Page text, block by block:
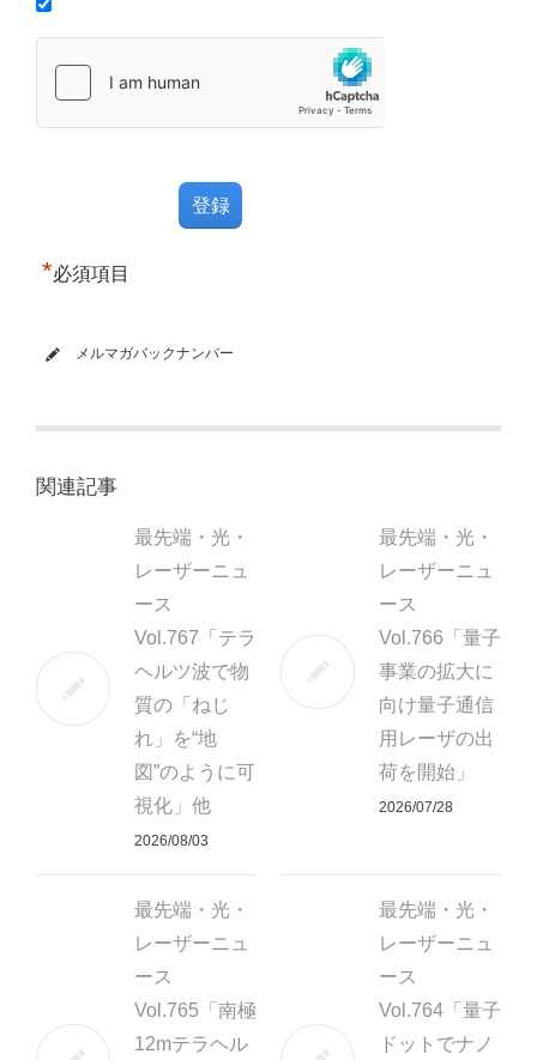
*必須項目
メルマガバックナンバー
関連記事
最先端・光・
レーザーニュ
ース
Vol.767「テラ
ヘルツ波で物
質の「ねじ
れ」を“地
図”のように可
視化」他
2026/08/03
最先端・光・
レーザーニュ
ース
Vol.766「量子
事業の拡大に
向け量子通信
用レーザの出
荷を開始」
2026/07/28
最先端・光・
レーザーニュ
ース
Vol.765「南極
12mテラヘル
最先端・光・
レーザーニュ
ース
Vol.764「量子
ドットでナノ